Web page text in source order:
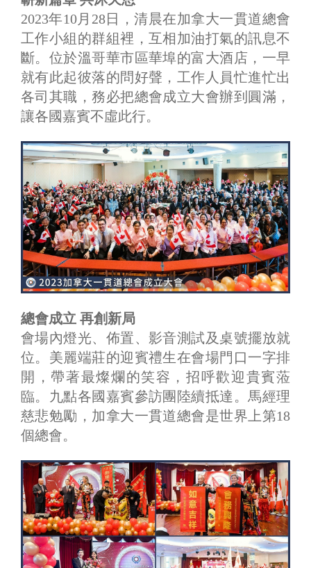
2023年10月28日，清晨在加拿大一貫道總會
工作小組的群組裡，互相加油打氣的訊息不
斷。位於溫哥華市區華埠的富大酒店，一早
就有此起彼落的問好聲，工作人員忙進忙出
各司其職，務必把總會成立大會辦到圓滿，
讓各國嘉賓不虛此行。
總會成立 再創新局
會場內燈光、佈置、影音測試及桌號擺放就
位。美麗端莊的迎賓禮生在會場門口一字排
開，帶著最燦爛的笑容，招呼歡迎貴賓蒞
臨。九點各國嘉賓參訪團陸續抵達。馬經理
慈悲勉勵，加拿大一貫道總會是世界上第18
個總會。